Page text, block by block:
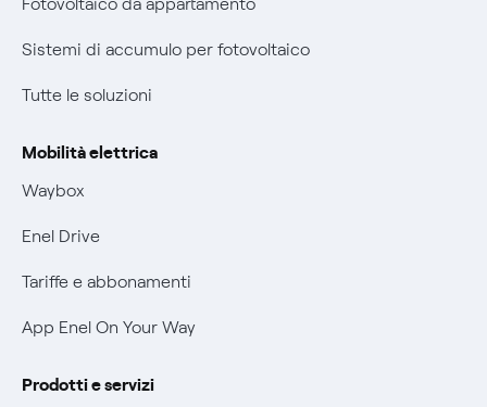
Nuove regole europee per la protezione dei dati
Offerte Placet non vulnerabili
Mobilità Elettrica
Phishing e truffe online
Verifica chi ti ha chiamato
Agevolazione utenti con disabilità per offerte Fibra
Sistemi di accumulo per fotovoltaico
Tutte le soluzioni
Mobilità elettrica
Waybox
Enel Drive
Tariffe e abbonamenti
App Enel On Your Way
Prodotti e servizi